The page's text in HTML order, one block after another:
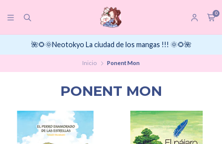
0
🌺🌻🌞Neotokyo La ciudad de los mangas !!! 🌞🌻🌺
Inicio Ponent Mon
PONENT MON